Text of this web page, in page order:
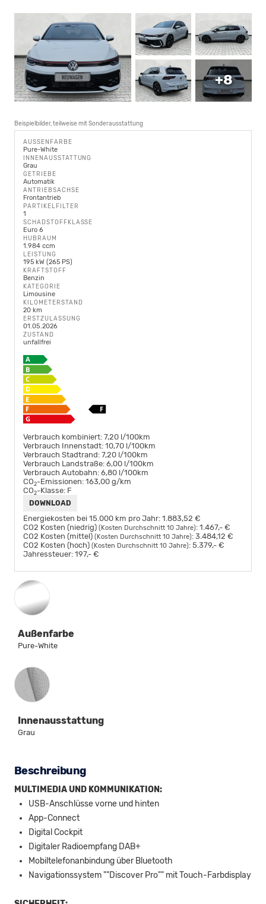
+8
Beispielbilder, teilweise mit Sonderausstattung
AUSSENFARBE
Pure-White
INNENAUSSTATTUNG
Grau
GETRIEBE
Automatik
ANTRIEBSACHSE
Frontantrieb
PARTIKELFILTER
1
SCHADSTOFFKLASSE
Euro 6
HUBRAUM
1.984 ccm
LEISTUNG
195 kW (265 PS)
KRAFTSTOFF
Benzin
KATEGORIE
Limousine
KILOMETERSTAND
20 km
ERSTZULASSUNG
01.05.2026
ZUSTAND
unfallfrei
Verbrauch kombiniert: 7,20 l/100km
Verbrauch Innenstadt: 10,70 l/100km
Verbrauch Stadtrand: 7,20 l/100km
Verbrauch Landstraße: 6,00 l/100km
Verbrauch Autobahn: 6,80 l/100km
CO2-Emissionen: 163,00 g/km
CO2-Klasse: F
DOWNLOAD
Energiekosten bei 15.000 km pro Jahr: 1.883,52 €
CO2 Kosten (niedrig) (Kosten Durchschnitt 10 Jahre): 1.467,- €
CO2 Kosten (mittel) (Kosten Durchschnitt 10 Jahre): 3.484,12 €
CO2 Kosten (hoch) (Kosten Durchschnitt 10 Jahre): 5.379,- €
Jahressteuer: 197,- €
Außenfarbe
Pure-White
Innenausstattung
Innenausstattung
Grau
Beschreibung
MULTIMEDIA UND KOMMUNIKATION:
USB-Anschlüsse vorne und hinten
App-Connect
Digital Cockpit
Digitaler Radioempfang DAB+
Mobiltelefonanbindung über Bluetooth
Navigationssystem ""Discover Pro"" mit Touch-Farbdisplay